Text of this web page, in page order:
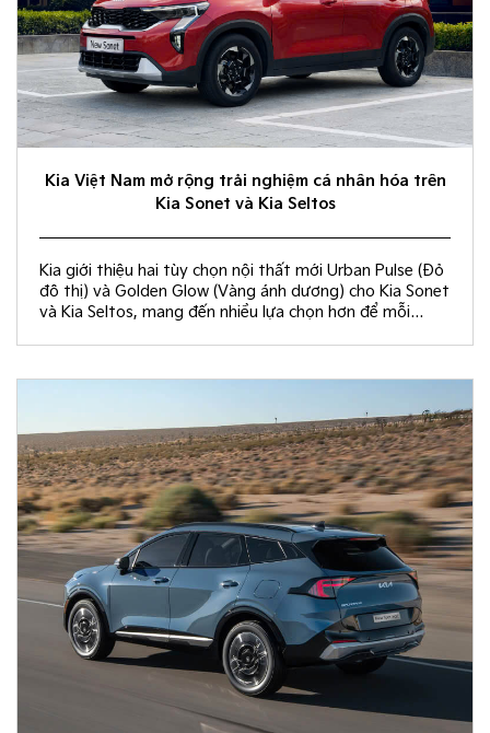
Kia Việt Nam mở rộng trải nghiệm cá nhân hóa trên
Kia Sonet và Kia Seltos
Kia giới thiệu hai tùy chọn nội thất mới Urban Pulse (Đỏ
đô thị) và Golden Glow (Vàng ánh dương) cho Kia Sonet
và Kia Seltos, mang đến nhiều lựa chọn hơn để mỗi